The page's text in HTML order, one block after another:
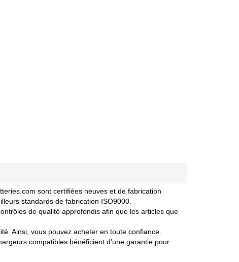
sont certifiées neuves et de fabrication
standards de fabrication ISO9000.
de qualité approfondis afin que les articles que
Ainsi, vous pouvez acheter en toute confiance.
compatibles bénéficient d'une garantie pour